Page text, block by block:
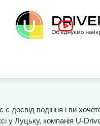
досвід водіння і ви
у Луцьку, компанія U-